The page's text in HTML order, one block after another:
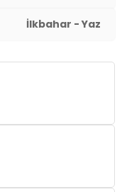
İlkbahar - Yaz